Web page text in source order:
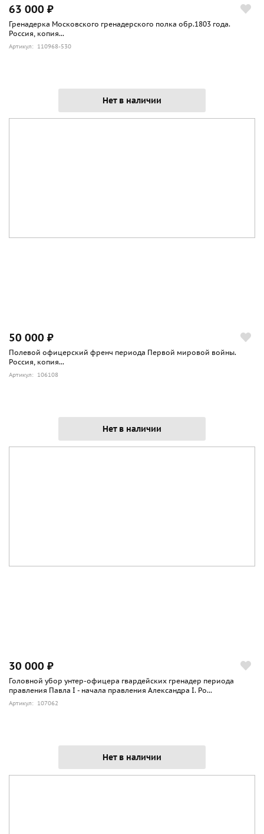
63 000 ₽
Гренадерка Московского гренадерского полка обр.1803 года.
Россия, копия...
Артикул: 110968-530
Нет в наличии
50 000 ₽
Полевой офицерский френч периода Первой мировой войны.
Россия, копия...
Артикул: 106108
Нет в наличии
30 000 ₽
Головной убор унтер-офицера гвардейских гренадер периода
правления Павла I - начала правления Александра I. Ро...
Артикул: 107062
Нет в наличии